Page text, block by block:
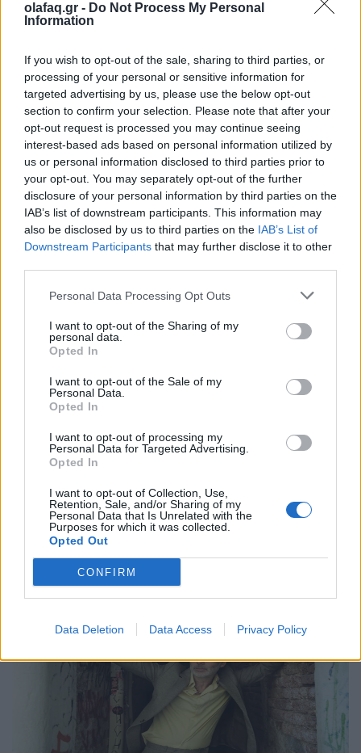
olafaq.gr - Do Not Process My Personal
Information
If you wish to opt-out of the sale, sharing to third parties, or
processing of your personal or sensitive information for
targeted advertising by us, please use the below opt-out
section to confirm your selection. Please note that after your
opt-out request is processed you may continue seeing
interest-based ads based on personal information utilized by
us or personal information disclosed to third parties prior to
your opt-out. You may separately opt-out of the further
disclosure of your personal information by third parties on the
IAB’s list of downstream participants. This information may
also be disclosed by us to third parties on the IAB’s List of
Downstream Participants that may further disclose it to other
Personal Data Processing Opt Outs
I want to opt-out of the Sharing of my
personal data.
Opted In
I want to opt-out of the Sale of my
Personal Data.
Opted In
I want to opt-out of processing my
Personal Data for Targeted Advertising.
Opted In
I want to opt-out of Collection, Use,
Retention, Sale, and/or Sharing of my
Personal Data that Is Unrelated with the
Purposes for which it was collected.
Opted Out
CONFIRM
Data Deletion Data Access Privacy Policy
26.05.26
Καθώς η μουσική αγορά του 2026 επιταχύνει με εκρηκτικές
κυκλοφορίες και AI uploads, όλο και περισσότερες εταιρείες
αντιμετωπίζουν υπερφόρτωση δεδομένων, αλλά, σύμφωνα με
τον Matt Jacoby, λύσεις υπάρχο
Μουσική
Η Anna von Hausswolff στο Release
Athens 2026 για μια λειτουργία σκοταδιού
και ομορφιάς
21.05.26
Με αφορμή την εμφάνισή της στο Release Athens 2026,
εξερευνούμε τον σκοτεινό και καθηλωτικό κόσμο της Anna
von Hausswolff, από το "Dead Magic" μέχρι το τελευταίο
της gothic art-pop σύμπαν.